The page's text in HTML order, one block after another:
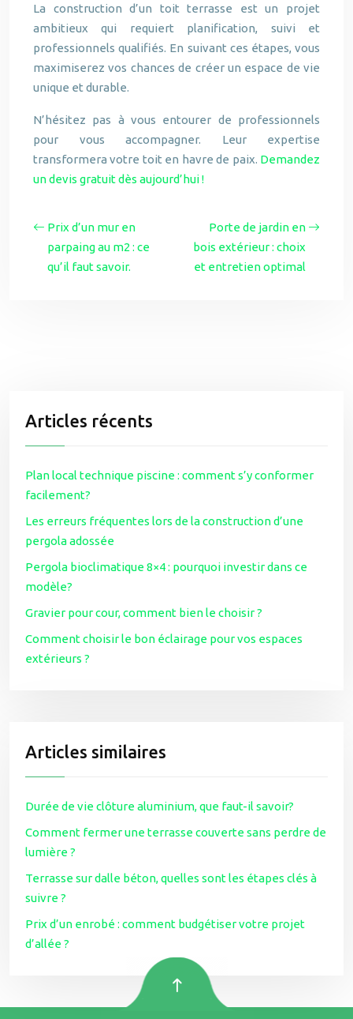
La construction d’un toit terrasse est un projet
ambitieux qui requiert planification, suivi et
professionnels qualifiés. En suivant ces étapes, vous
maximiserez vos chances de créer un espace de vie
unique et durable.
N’hésitez pas à vous entourer de professionnels
pour vous accompagner. Leur expertise
transformera votre toit en havre de paix. Demandez
un devis gratuit dès aujourd’hui !
Prix d’un mur en
parpaing au m2 : ce
qu’il faut savoir.
Porte de jardin en
bois extérieur : choix
et entretien optimal
Articles récents
Plan local technique piscine : comment s’y conformer
facilement?
Les erreurs fréquentes lors de la construction d’une
pergola adossée
Pergola bioclimatique 8×4 : pourquoi investir dans ce
modèle?
Gravier pour cour, comment bien le choisir ?
Comment choisir le bon éclairage pour vos espaces
extérieurs ?
Articles similaires
Durée de vie clôture aluminium, que faut-il savoir?
Comment fermer une terrasse couverte sans perdre de
lumière ?
Terrasse sur dalle béton, quelles sont les étapes clés à
suivre ?
Prix d’un enrobé : comment budgétiser votre projet
d’allée ?